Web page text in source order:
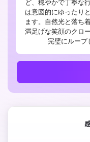
ど、穏やかで丁寧な
は意図的にゆったり
ます。自然光と落ち
満足げな笑顔のクロ
完璧にループ